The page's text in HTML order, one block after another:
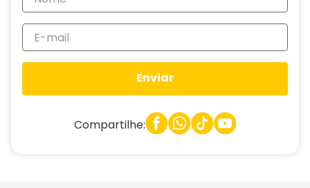
Enviar
Compartilhe: